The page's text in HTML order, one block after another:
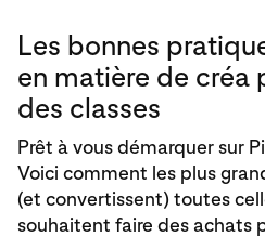
Les bonnes
en matière de créa
des classes
Prêt à vous démarquer sur
Voici comment les plus
(et convertissent) toutes
souhaitent faire des achats